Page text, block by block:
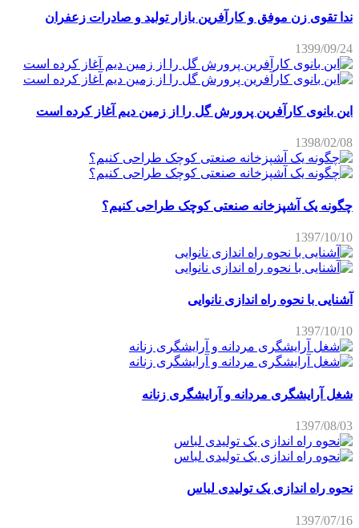
ندا تقوی زن موفق و کارآفرین بازار تولید و صادرات زعفران
1399/09/24
این بانوی کارآفرین پرورش گل را از زمین دیم آغاز کرده است
1398/02/08
چگونه یک آشپزخانه صنعتی کوچک طراحی کنیم؟
1397/10/10
آشنایی با نحوه راه اندازی نانوایی
1397/10/10
شغل آرایشگری مردانه و آرایشگری زنانه
1397/08/03
نحوه راه اندازی یک تولیدی لباس
1397/07/16